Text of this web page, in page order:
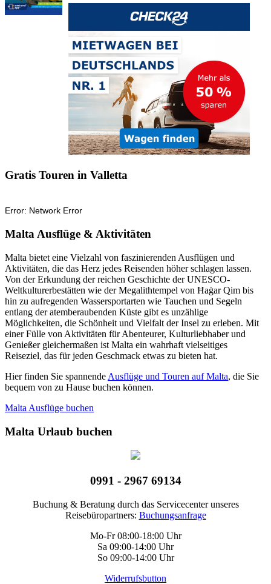
Gratis Touren in Valletta
Malta Ausflüge & Aktivitäten
Malta bietet eine Vielzahl von faszinierenden Ausflügen und
Aktivitäten, die das Herz jedes Reisenden höher schlagen lassen.
Von der Erkundung der reichen Geschichte der UNESCO-
Weltkulturerbestätten wie der Megalithtempel von Ħaġar Qim bis
hin zu aufregenden Wassersportarten wie Tauchen und Segeln
entlang der atemberaubenden Küste gibt es unzählige
Möglichkeiten, die Schönheit und Vielfalt der Insel zu erleben. Mit
einer Fülle von Aktivitäten für Abenteurer, Kulturliebhaber und
Genießer gleichermaßen ist Malta ein wahrhaft vielseitiges
Reiseziel, das für jeden Geschmack etwas zu bieten hat.
Hier finden Sie spannende Ausflüge und Touren auf Malta, die Sie
bequem von zu Hause buchen können.
Malta Ausflüge buchen
Malta Urlaub buchen
0991 - 2967 69134
Buchung & Beratung durch das Servicecenter unseres
Reisebüropartners: Buchungsanfrage
Mo-Fr 08:00-18:00 Uhr
Sa 09:00-14:00 Uhr
So 09:00-14:00 Uhr
Widerrufsbutton